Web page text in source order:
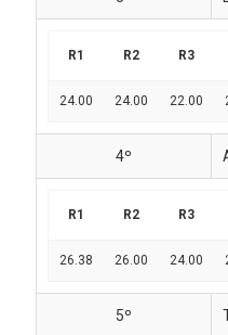
R1 R2 R3
24.00 24.00 22.00
4º
R1 R2 R3
26.38 26.00 24.00
5º